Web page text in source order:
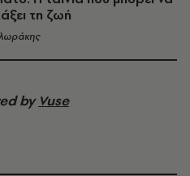
τη ζωή
by Vuse